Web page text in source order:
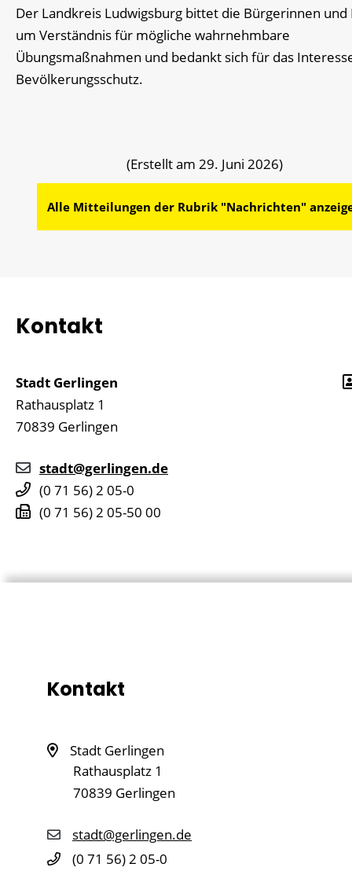
Der Landkreis Ludwigsburg bittet die Bürgerinnen und
um Verständnis für mögliche wahrnehmbare
Übungsmaßnahmen und bedankt sich für das
Bevölkerungsschutz.
(Erstellt am 29. Juni 2026)
Alle Mitteilungen der Rubrik "Nachrichten"
Kontakt
Stadt Gerlingen
Rathausplatz 1
70839 Gerlingen
stadt@gerlingen.de
(0 71 56) 2 05-0
(0 71 56) 2 05-50 00
Kontakt
Stadt Gerlingen
Rathausplatz 1
70839 Gerlingen
stadt@gerlingen.de
(0 71 56) 2 05-0